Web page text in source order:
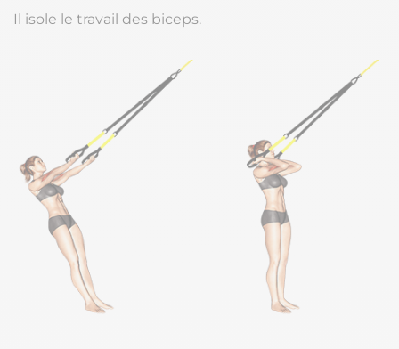
Il isole le travail des biceps.